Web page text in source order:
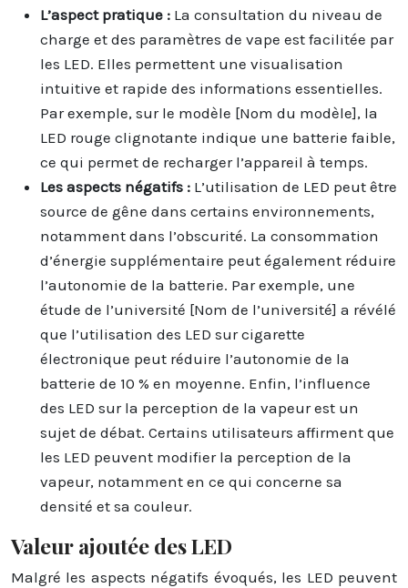
L’aspect pratique : La consultation du niveau de
charge et des paramètres de vape est facilitée par
les LED. Elles permettent une visualisation
intuitive et rapide des informations essentielles.
Par exemple, sur le modèle [Nom du modèle], la
LED rouge clignotante indique une batterie faible,
ce qui permet de recharger l’appareil à temps.
Les aspects négatifs : L’utilisation de LED peut être
source de gêne dans certains environnements,
notamment dans l’obscurité. La consommation
d’énergie supplémentaire peut également réduire
l’autonomie de la batterie. Par exemple, une
étude de l’université [Nom de l’université] a révélé
que l’utilisation des LED sur cigarette
électronique peut réduire l’autonomie de la
batterie de 10 % en moyenne. Enfin, l’influence
des LED sur la perception de la vapeur est un
sujet de débat. Certains utilisateurs affirment que
les LED peuvent modifier la perception de la
vapeur, notamment en ce qui concerne sa
densité et sa couleur.
Valeur ajoutée des LED
Malgré les aspects négatifs évoqués, les LED peuvent